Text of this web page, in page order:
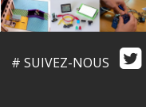
# SUIVEZ-NOUS